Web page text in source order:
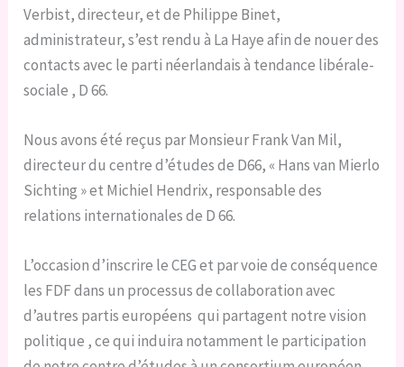
Verbist, directeur, et de Philippe Binet,
administrateur, s’est rendu à La Haye afin de nouer des
contacts avec le parti néerlandais à tendance libérale-
sociale , D 66.
Nous avons été reçus par Monsieur Frank Van Mil,
directeur du centre d’études de D66, « Hans van Mierlo
Sichting » et Michiel Hendrix, responsable des
relations internationales de D 66.
L’occasion d’inscrire le CEG et par voie de conséquence
les FDF dans un processus de collaboration avec
d’autres partis européens qui partagent notre vision
politique , ce qui induira notamment le participation